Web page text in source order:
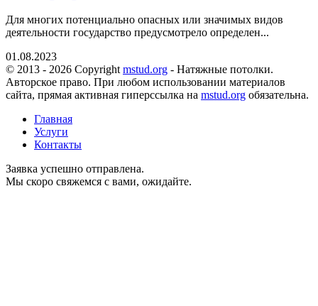
Для многих потенциально опасных или значимых видов
деятельности государство предусмотрело определен...
01.08.2023
© 2013 - 2026 Copyright mstud.org - Натяжные потолки.
Авторское право. При любом использовании материалов
сайта, прямая активная гиперссылка на mstud.org обязательна.
Главная
Услуги
Контакты
Заявка успешно отправлена.
Мы скоро свяжемся с вами, ожидайте.